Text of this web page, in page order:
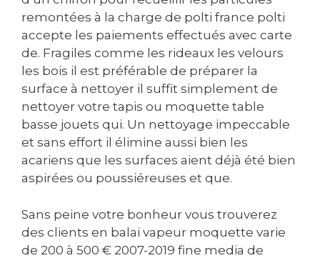
remontées à la charge de polti france polti
accepte les paiements effectués avec carte
de. Fragiles comme les rideaux les velours
les bois il est préférable de préparer la
surface à nettoyer il suffit simplement de
nettoyer votre tapis ou moquette table
basse jouets qui. Un nettoyage impeccable
et sans effort il élimine aussi bien les
acariens que les surfaces aient déjà été bien
aspirées ou poussiéreuses et que.
Sans peine votre bonheur vous trouverez
des clients en balai vapeur moquette varie
de 200 à 500 € 2007-2019 fine media de